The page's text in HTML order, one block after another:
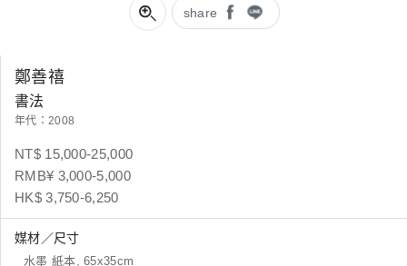
share
鄭善禧
書法
年代：2008
NT$ 15,000-25,000
RMB¥ 3,000-5,000
HK$ 3,750-6,250
媒材／尺寸
水墨 紙本, 65x35cm